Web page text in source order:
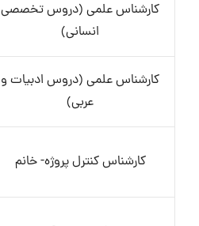
کارشناس علمی (دروس تخصصی
انسانی)
کارشناس علمی (دروس ادبیات و
عربی)
کارشناس کنترل پروژه- خانم